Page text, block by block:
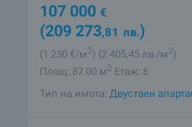
107 000 €
(209 273,81 лв.)
(1 230 €/м2) (2 405,45 лв./м2)
Площ: 87.00 м2 Етаж: 6
Тип на имота: Двустаен